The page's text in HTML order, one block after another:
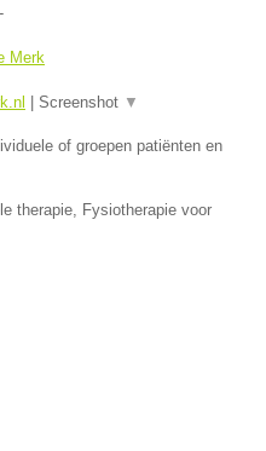
-
Merk
Screenshot ▼
of groepen patiënten en
therapie, Fysiotherapie voor